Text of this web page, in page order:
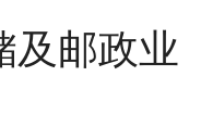
及邮政业